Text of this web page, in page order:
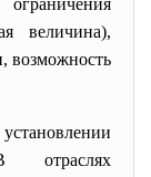
величина),
возможность
отраслях